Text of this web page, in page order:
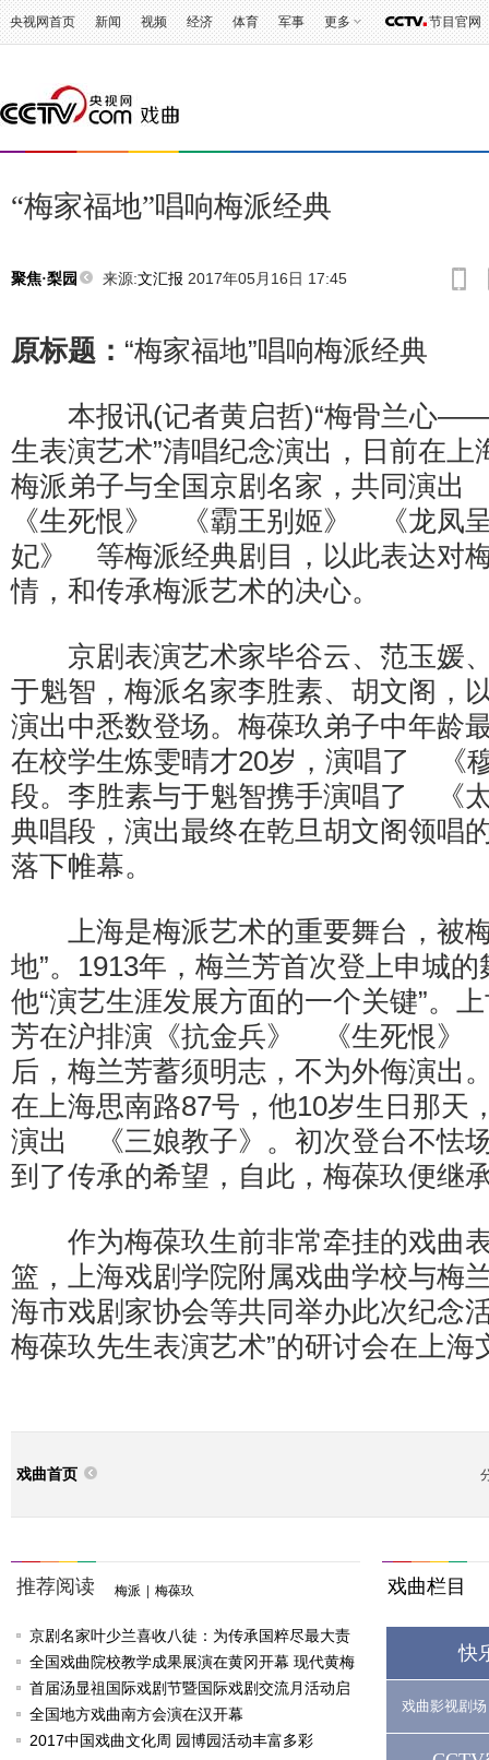
央视网首页 新闻 视频 经济 体育 军事 更多 节目官网
“梅家福地”唱响梅派经典
聚焦·梨园 来源:文汇报 2017年05月16日 17:45
原标题： “梅家福地”唱响梅派经典
本报讯(记者黄启哲)“梅骨兰心
生表演艺术”清唱纪念演出，日前在上
梅派弟子与全国京剧名家，共同演
《生死恨》 《霸王别姬》 《龙凤
妃》 等梅派经典剧目，以此表达对
情，和传承梅派艺术的决心。
京剧表演艺术家毕谷云、范玉媛
于魁智，梅派名家李胜素、胡文阁，
演出中悉数登场。梅葆玖弟子中年龄
在校学生炼雯晴才20岁，演唱了 《
段。李胜素与于魁智携手演唱了 《
典唱段，演出最终在乾旦胡文阁领
落下帷幕。
上海是梅派艺术的重要舞台，被梅
地”。1913年，梅兰芳首次登上申城
他“演艺生涯发展方面的一个关键”。
芳在沪排演《抗金兵》 《生死恨》
后，梅兰芳蓄须明志，不为外侮演出
在上海思南路87号，他10岁生日那天
演出 《三娘教子》。初次登台不怯
到了传承的希望，自此，梅葆玖便继
作为梅葆玖生前非常牵挂的戏曲
篮，上海戏剧学院附属戏曲学校与梅
海市戏剧家协会等共同举办此次纪念
梅葆玖先生表演艺术”的研讨会在上海
戏曲首页
推荐阅读 梅派 梅葆玖
京剧名家叶少兰喜收八徒：为传承国粹尽最大责
任
全国戏曲院校教学成果展演在黄冈开幕 现代黄梅
戏《槐花谣》倾情..
首届汤显祖国际戏剧节暨国际戏剧交流月活动启
动
全国地方戏曲南方会演在汉开幕
2017中国戏曲文化周 园博园活动丰富多彩
戏曲栏目
快
戏曲影视剧场